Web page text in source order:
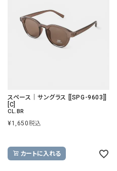
スペース｜サングラス [[SPG-9603]]
[C]
CL.BR
¥1,650税込
カートに入れる